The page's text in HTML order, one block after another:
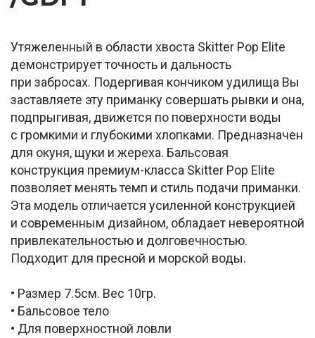
Утяжеленный в области хвоста Skitter Pop Elite
демонстрирует точность и дальность
при забросах. Подергивая кончиком удилища Вы
заставляете эту приманку совершать рывки и она,
подпрыгивая, движется по поверхности воды
с громкими и глубокими хлопками. Предназначен
для окуня, щуки и жереха. Бальсовая
конструкция премиум-класса Skitter Pop Elite
позволяет менять темп и стиль подачи приманки.
Эта модель отличается усиленной конструкцией
и современным дизайном, обладает невероятной
привлекательностью и долговечностью.
Подходит для пресной и морской воды.
• Размер 7.5см. Вес 10гр.
• Бальсовое тело
• Для поверхностной ловли